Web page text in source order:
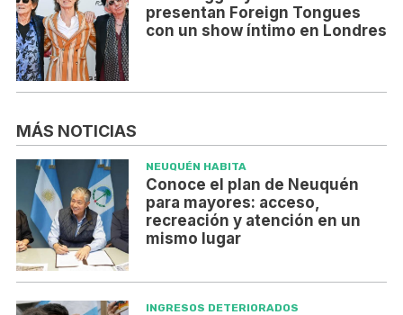
presentan Foreign Tongues
con un show íntimo en Londres
MÁS NOTICIAS
NEUQUÉN HABITA
Conoce el plan de Neuquén
para mayores: acceso,
recreación y atención en un
mismo lugar
INGRESOS DETERIORADOS